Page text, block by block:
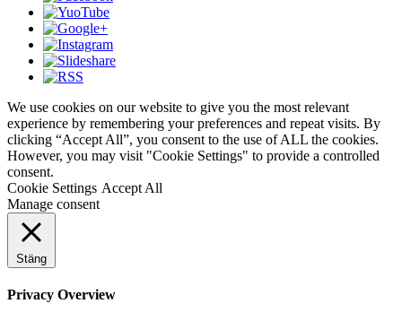
We use cookies on our website to give you the most relevant
experience by remembering your preferences and repeat visits. By
clicking “Accept All”, you consent to the use of ALL the cookies.
However, you may visit "Cookie Settings" to provide a controlled
consent.
Cookie Settings Accept All
Manage consent
Stäng
Privacy Overview